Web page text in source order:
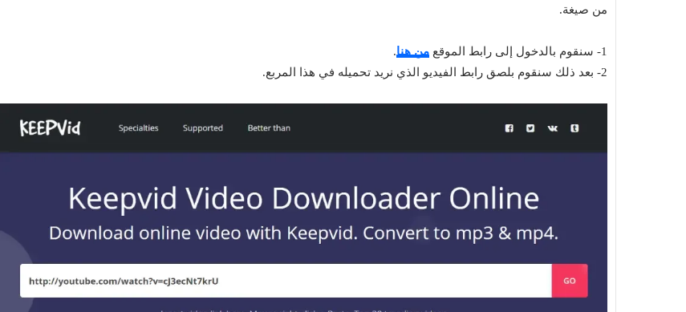
من صيغة.
1- سنقوم بالدخول إلى رابط الموقع من هنا.
2- بعد ذلك سنقوم بلصق رابط الفيديو الذي نريد تحميله في هذا المربع.